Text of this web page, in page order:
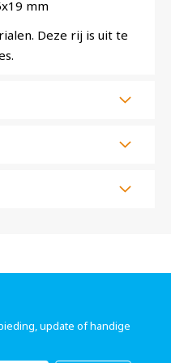
mm
Deze rij is uit te
update of handige